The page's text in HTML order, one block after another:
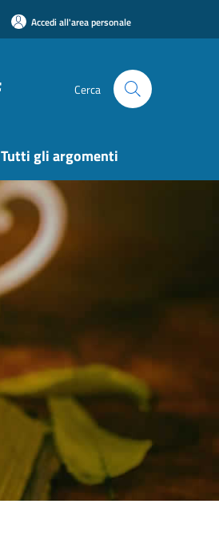
Accedi all'area personale
Cerca
Tutti gli argomenti